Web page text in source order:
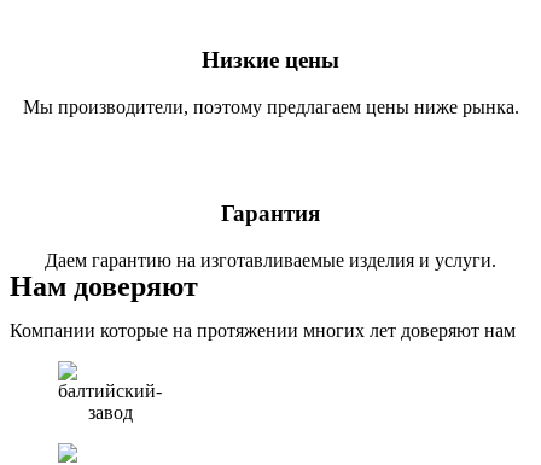
Низкие цены
Мы производители, поэтому предлагаем цены ниже рынка.
Гарантия
Даем гарантию на изготавливаемые изделия и услуги.
Нам доверяют
Компании которые на протяжении многих лет доверяют нам